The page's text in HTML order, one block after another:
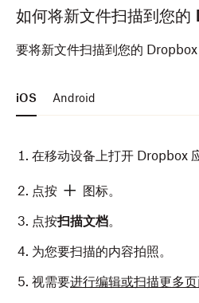
如何将新文件扫描到您
要将新文件扫描到您的 Dropbox
iOS Android
在移动设备上打开 Dropbox
点按
图标。
点按扫描文档。
为您要扫描的内容拍照。
视需要进行编辑或扫描更多